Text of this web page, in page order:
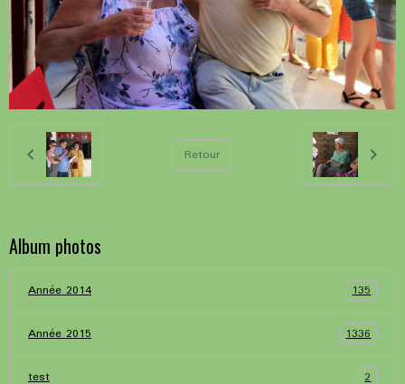
Retour
Album photos
Année 2014 135
Année 2015 1336
test 2